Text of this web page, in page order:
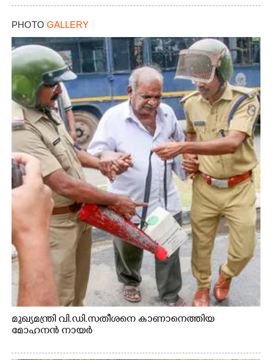
PHOTO GALLERY
മുഖ്യമന്ത്രി വി.ഡി.സതീശനെ കാണാനെത്തിയ
മോഹനൻ നായർ